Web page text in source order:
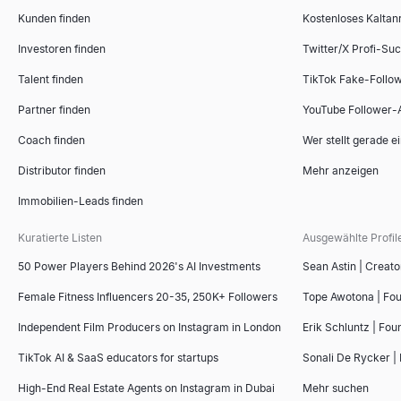
Finden Sie Kleinunternehmen in Ihrer Nähe — jetzt geöffnet,
Unternehmens-Intelligence-Snapshot
Erstellen Sie sofortige B2B-Unternehmens-Intelligence-
Entdecken→
Ähnliche-Unternehmen-Finder
Finden Sie sofort Unternehmen, die Ihren besten Kunden
Entdecken →
Kopieren Sie 4 kostenlose Muster-Empfehlungsschreiben für
KI-Lebenslauf-Screener
Laden Sie einen Lebenslauf hoch und fügen Sie eine
Entdecken→
Interview-Scorecard-Vorlage
Kopieren Sie eine kostenlose Interview-Scorecard-Vorlage –
Entdecken →
LinkedIn InMail-Vorlagen
Erstellen Sie mit unserem kostenlosen KI-Tool sofort
Wettbewerber-Vergleichstool
Kostenloses KI-gestütztes Wettbewerber-Vergleichstool.
Entdecken→
Kostenloser Rechnungsgenerator
Erstellen Sie kostenlos professionelle Rechnungen online.
Entdecken →
Kunden finden
Investoren finden
Talent finden
Partner finden
Coach finden
Distributor finden
Immobilien-Leads finden
Kostenloses
Twitter/X Profi-
TikTok Fake-
YouTube Follower-
Wer stellt gerade
Mehr anzeigen
Kuratierte Listen
50 Power Players Behind 2026's AI Investments
Female Fitness Influencers 20-35, 250K+ Followers
Independent Film Producers on Instagram in London
TikTok AI & SaaS educators for startups
High-End Real Estate Agents on Instagram in Dubai
Ausgewählte
Sean Astin |
Tope Awotona |
Erik Schluntz |
Sonali De Rycker |
Mehr suchen